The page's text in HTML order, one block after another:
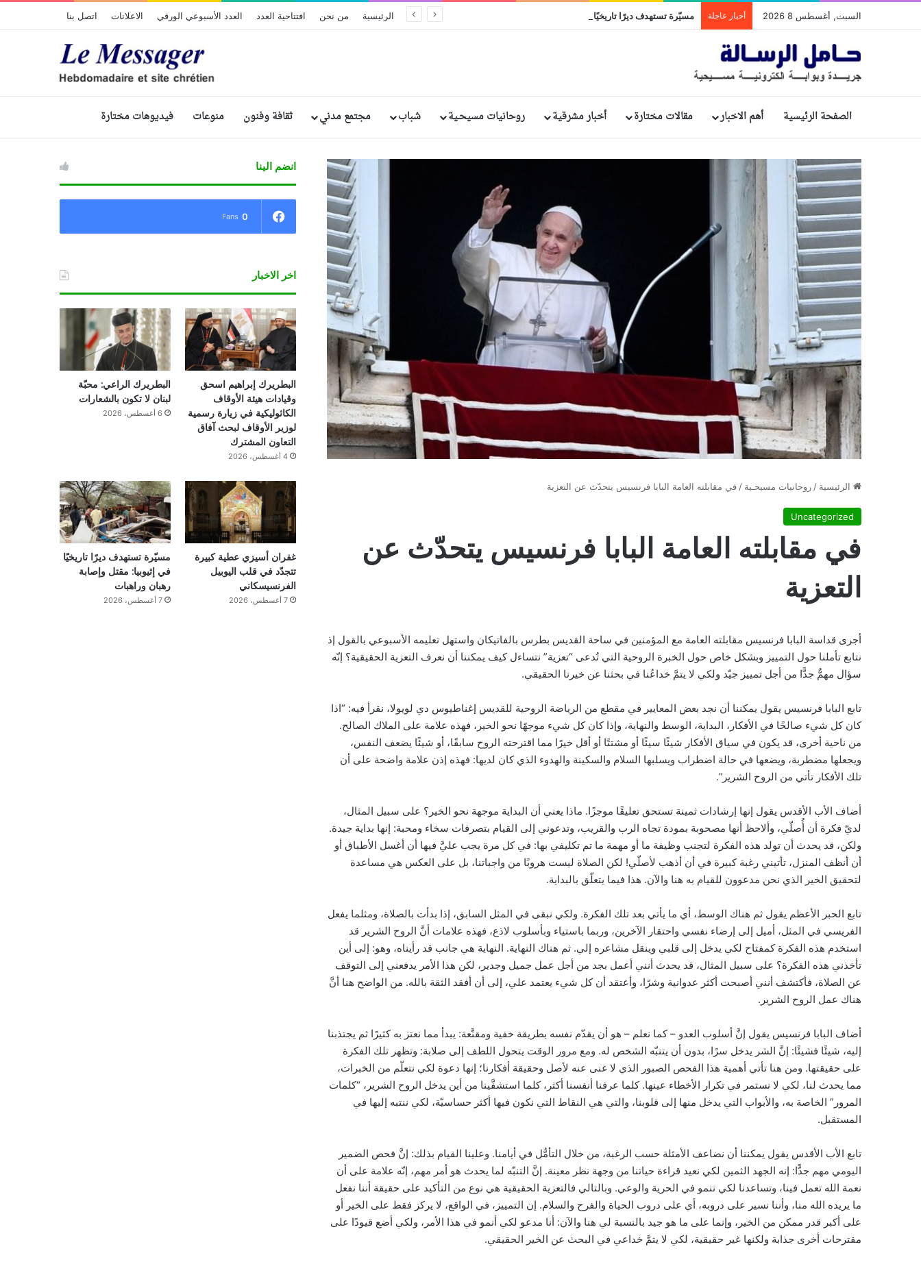
السبت, أغسطس 8 2026 أخبار عاجلة مسيّرة تستهدف ديرًا تاريخيًا في إثيوبيا: مقتل وإصابة رهبان وراهبات الرئيسية من نحن افتتاحية العدد العدد الأسبوعي الورقي الاعلانات اتصل بنا
الصفحة الرئيسية أهم الاخبار مقالات مختارة أخبار مشرقية روحانيات مسيحـية شباب مجتمع مدني ثقافة وفنون منوعات فيديوهات مختارة
الرئيسية /روحانيات مسيحـية /في مقابلته العامة البابا فرنسيس يتحدّث عن التعزية
Uncategorized
في مقابلته العامة البابا فرنسيس يتحدّث عن
التعزية
أجرى قداسة البابا فرنسيس مقابلته العامة مع المؤمنين في ساحة القديس بطرس بالفاتيكان واستهل تعليمه الأسبوعي بالقول إذ
نتابع تأملنا حول التمييز وبشكل خاص حول الخبرة الروحية التي تُدعى “تعزية” نتساءل كيف يمكننا أن نعرف التعزية الحقيقية؟ إنّه
سؤال مهمٌّ جدًّا من أجل تمييز جيّد ولكي لا يتمَّ خداعُنا في بحثنا عن خيرنا الحقيقي.
تابع البابا فرنسيس يقول يمكننا أن نجد بعض المعايير في مقطع من الرياضة الروحية للقديس إغناطيوس دي لويولا، نقرأ فيه: “اذا
كان كل شيء صالحًا في الأفكار، البداية، الوسط والنهاية، وإذا كان كل شيء موجهًا نحو الخير، فهذه علامة على الملاك الصالح.
من ناحية أخرى، قد يكون في سياق الأفكار شيئًا سيئًا أو مشتتًا أو أقل خيرًا مما اقترحته الروح سابقًا، أو شيئًا يضعف النفس،
ويجعلها مضطربة، ويضعها في حالة اضطراب ويسلبها السلام والسكينة والهدوء الذي كان لديها: فهذه إذن علامة واضحة على أن
تلك الأفكار تأتي من الروح الشرير”.
أضاف الأب الأقدس يقول إنها إرشادات ثمينة تستحق تعليقًا موجزًا. ماذا يعني أن البداية موجهة نحو الخير؟ على سبيل المثال،
لديّ فكرة أن أُصلّي، وألاحظ أنها مصحوبة بمودة تجاه الرب والقريب، وتدعوني إلى القيام بتصرفات سخاء ومحبة: إنها بداية جيدة.
ولكن، قد يحدث أن تولد هذه الفكرة لتجنب وظيفة ما أو مهمة ما تم تكليفي بها: في كل مرة يجب عليَّ فيها أن أغسل الأطباق أو
أن أنظف المنزل، تأتيني رغبة كبيرة في أن أذهب لأصلّي! لكن الصلاة ليست هروبًا من واجباتنا، بل على العكس هي مساعدة
لتحقيق الخير الذي نحن مدعوون للقيام به هنا والآن. هذا فيما يتعلّق بالبداية.
تابع الحبر الأعظم يقول ثم هناك الوسط، أي ما يأتي بعد تلك الفكرة. ولكي نبقى في المثل السابق، إذا بدأت بالصلاة، ومثلما يفعل
الفريسي في المثل، أميل إلى إرضاء نفسي واحتقار الآخرين، وربما باستياء وبأسلوب لاذع، فهذه علامات أنَّ الروح الشرير قد
استخدم هذه الفكرة كمفتاح لكي يدخل إلى قلبي وينقل مشاعره إلي. ثم هناك النهاية. النهاية هي جانب قد رأيناه، وهو: إلى أين
تأخذني هذه الفكرة؟ على سبيل المثال، قد يحدث أنني أعمل بجد من أجل عمل جميل وجدير، لكن هذا الأمر يدفعني إلى التوقف
عن الصلاة، فأكتشف أنني أصبحت أكثر عدوانية وشرًا، وأعتقد أن كل شيء يعتمد علي، إلى أن أفقد الثقة بالله. من الواضح هنا أنَّ
هناك عمل الروح الشرير.
أضاف البابا فرنسيس يقول إنَّ أسلوب العدو – كما نعلم – هو أن يقدّم نفسه بطريقة خفية ومقنَّعة: يبدأ مما نعتز به كثيرًا ثم يجتذبنا
إليه، شيئًا فشيئًا: إنَّ الشر يدخل سرًا، بدون أن يتنبّه الشخص له. ومع مرور الوقت يتحول اللطف إلى صلابة: وتظهر تلك الفكرة
على حقيقتها. ومن هنا تأتي أهمية هذا الفحص الصبور الذي لا غنى عنه لأصل وحقيقة أفكارنا؛ إنها دعوة لكي نتعلّم من الخبرات،
مما يحدث لنا، لكي لا نستمر في تكرار الأخطاء عينها. كلما عرفنا أنفسنا أكثر، كلما استشفَّينا من أين يدخل الروح الشرير، “كلمات
المرور” الخاصة به، والأبواب التي يدخل منها إلى قلوبنا، والتي هي النقاط التي نكون فيها أكثر حساسيّة، لكي ننتبه إليها في
المستقبل.
تابع الأب الأقدس يقول يمكننا أن نضاعف الأمثلة حسب الرغبة، من خلال التأمُّل في أيامنا. وعلينا القيام بذلك: إنَّ فحص الضمير
اليومي مهم جدًّا: إنه الجهد الثمين لكي نعيد قراءة حياتنا من وجهة نظر معينة. إنَّ التنبّه لما يحدث هو أمر مهم، إنّه علامة على أن
نعمة الله تعمل فينا، وتساعدنا لكي ننمو في الحرية والوعي. وبالتالي فالتعزية الحقيقية هي نوع من التأكيد على حقيقة أننا نفعل
ما يريده الله منا، وأننا نسير على دروبه، أي على دروب الحياة والفرح والسلام. إن التمييز، في الواقع، لا يركز فقط على الخير أو
على أكبر قدر ممكن من الخير، وإنما على ما هو جيد بالنسبة لي هنا والآن: أنا مدعو لكي أنمو في هذا الأمر، ولكي أضع قيودًا على
مقترحات أخرى جذابة ولكنها غير حقيقية، لكي لا يتمَّ خداعي في البحث عن الخير الحقيقي.
بيان مسكوني مشترك حول اتساع نطاق
الصراع في الشرق الأوسط
انضم الينا
0
Fans
اخر الاخبار
البطريرك إبراهيم اسحق
وقيادات هيئة الأوقاف
الكاثوليكية في زيارة رسمية
لوزير الأوقاف لبحث آفاق
التعاون المشترك
4 أغسطس، 2026
البطريرك الراعي: محبّة
لبنان لا تكون بالشعارات
6 أغسطس، 2026
غفران أسيزي عطية كبيرة
تتجدّد في قلب اليوبيل
الفرنسيسكاني
7 أغسطس، 2026
مسيّرة تستهدف ديرًا تاريخيًا
في إثيوبيا: مقتل وإصابة
رهبان وراهبات
7 أغسطس، 2026